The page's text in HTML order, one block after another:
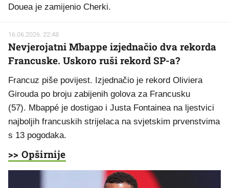
Douea je zamijenio Cherki.
16.06.2026. 22:48
Nevjerojatni Mbappe izjednačio dva rekorda
Francuske. Uskoro ruši rekord SP-a?
Francuz piše povijest. Izjednačio je rekord Oliviera
Girouda po broju zabijenih golova za Francusku
(57). Mbappé je dostigao i Justa Fontainea na ljestvici
najboljih francuskih strijelaca na svjetskim prvenstvima
s 13 pogodaka.
>> Opširnije